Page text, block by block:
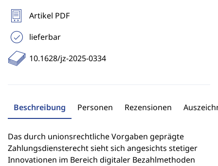
Artikel PDF
lieferbar
10.1628/jz-2025-0334
Beschreibung Personen Rezensionen
Das durch unionsrechtliche Vorgaben geprägte
Zahlungsdiensterecht sieht sich angesichts stetiger
Innovationen im Bereich digitaler Bezahlmethoden